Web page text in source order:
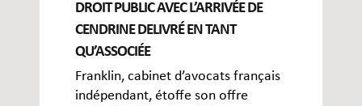
DROIT PUBLIC AVEC L’ARRIVÉE DE
CENDRINE DELIVRÉ EN TANT
QU’ASSOCIÉE
Franklin, cabinet d’avocats français
indépendant, étoffe son offre